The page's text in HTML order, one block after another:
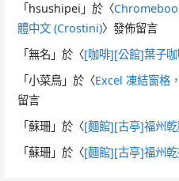
「 hsushipei 」於〈
體中文 (Crostini)〉發佈留言
「無名 」於〈[咖啡][公館]葉子
「小菜鳥 」於〈Excel 凍結窗格
留言
「蘇珊 」於〈[麵館][古亭]福州
「蘇珊 」於〈[麵館][古亭]福州